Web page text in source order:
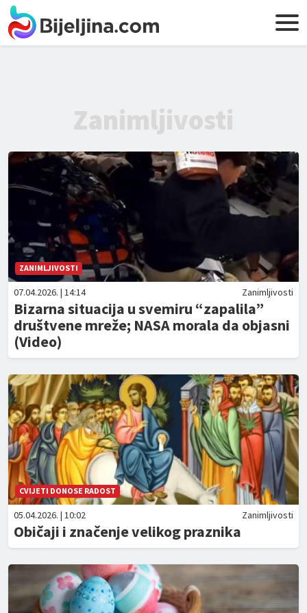
Zanimljivosti
ZANIMLJIVOSTI
07.04.2026. | 14:14 Zanimljivosti
Bizarna situacija u svemiru “zapalila”
društvene mreže; NASA morala da objasni
(Video)
CVIJETI DONOSE RADOST
05.04.2026. | 10:02 Zanimljivosti
Običaji i značenje velikog praznika